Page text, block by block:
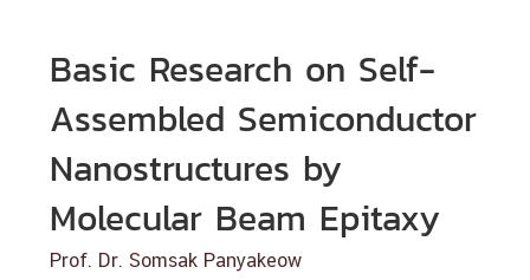
Basic Research on Self-
Assembled Semiconductor
Nanostructures by
Molecular Beam Epitaxy
Prof. Dr. Somsak Panyakeow